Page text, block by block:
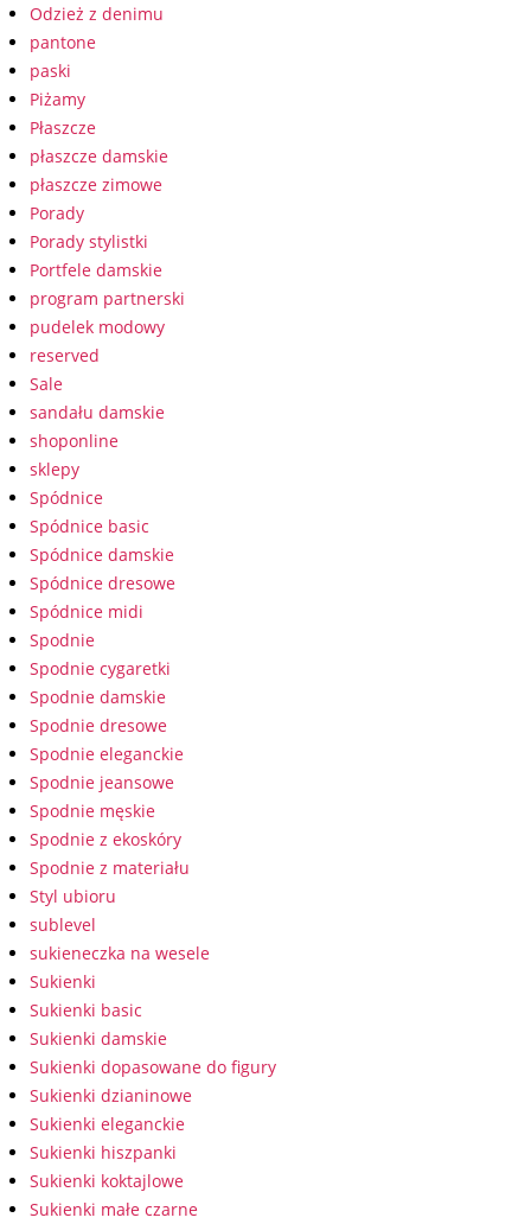
Odzież z denimu
pantone
paski
Piżamy
Płaszcze
płaszcze damskie
płaszcze zimowe
Porady
Porady stylistki
Portfele damskie
program partnerski
pudelek modowy
reserved
Sale
sandału damskie
shoponline
sklepy
Spódnice
Spódnice basic
Spódnice damskie
Spódnice dresowe
Spódnice midi
Spodnie
Spodnie cygaretki
Spodnie damskie
Spodnie dresowe
Spodnie eleganckie
Spodnie jeansowe
Spodnie męskie
Spodnie z ekoskóry
Spodnie z materiału
Styl ubioru
sublevel
sukieneczka na wesele
Sukienki
Sukienki basic
Sukienki damskie
Sukienki dopasowane do figury
Sukienki dzianinowe
Sukienki eleganckie
Sukienki hiszpanki
Sukienki koktajlowe
Sukienki małe czarne